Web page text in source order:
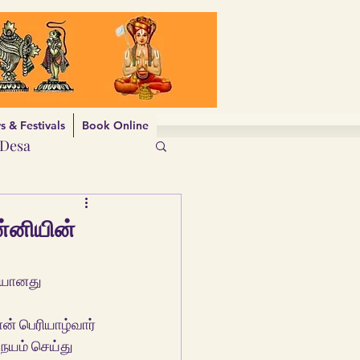
பெரியாழ்வார்
செய்து
& Festivals Book Online